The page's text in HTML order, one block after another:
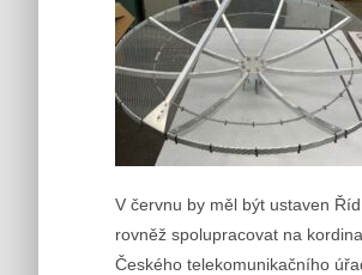
V červnu by měl být ustaven
rovněž spolupracovat na
Českého telekomunikačního